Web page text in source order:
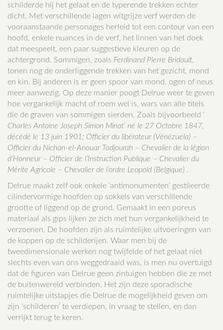
schilderde hij het gelaat en de typerende trekken echter
dicht. Met verschillende lagen witgrijze verf werden de
vooraanstaande personages herleid tot een contour van een
hoofd, enkele nuances in de verf, het linnen van het doek
dat meespeelt, een paar suggestieve kleuren op de
achtergrond. Sommigen, zoals Ferdinand Pierre Bridault,
tonen nog de onderliggende trekken van het gezicht, mond
en kin. Bij anderen is er geen spoor van mond, ogen of neus
meer aanwezig. Op deze manier poogt Delrue weer te geven
hoe vergankelijk macht of roem wel is, wars van alle titels
die de graven van sommigen sierden. Zoals bijvoorbeeld ‘
Charles Antoine Joseph Simon Minot’ né le 27 Octobre 1847,
décédé le 13 juin 1901; Officier du libérateur (Vénézuela) –
Officier du Nichan-el-Anouar Tadjourah – Chevalier de la légion
d’Honneur – Officier de l’Instruction Publique – Chevalier du
Mérite Agricole – Chevalier de l’ordre Leopold (Belgique) .
Delrue maakt zelf ook enkele ‘antimonumenten’ gestileerde
cilindervormige hoofden op sokkels van verschillende
grootte of liggend op de grond. Gemaakt in een poreus
materiaal als gips lijken ze zich met hun vergankelijkheid te
verzoenen. De hoofden zijn als ruimtelijke uitvoeringen van
de koppen op de schilderijen. Waar men bij de
tweedimensionale werken nog twijfelde of het gelaat niet
slechts even van ons weggedraaid was, is men nu overtuigd
dat de figuren van Delrue geen zintuigen hebben die ze met
de buitenwereld verbinden. Het zijn deze sporadische
ruimtelijke uitstapjes die Delrue de mogelijkheid geven om
zijn ‘schilderen’ te verdiepen, in vraag te stellen, en dan
verrijkt terug te keren.